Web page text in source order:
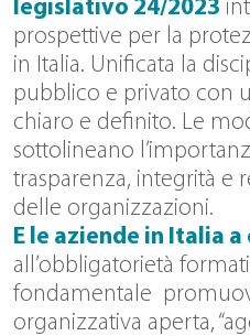
legislativo 24/2023
prospettive per la
in Italia. Unificata la
pubblico e privato con
chiaro e definito. Le
sottolineano
trasparenza, integrità e
delle organizzazioni.
E le aziende in Italia
all’obbligatorietà
fondamentale
organizzativa aperta,